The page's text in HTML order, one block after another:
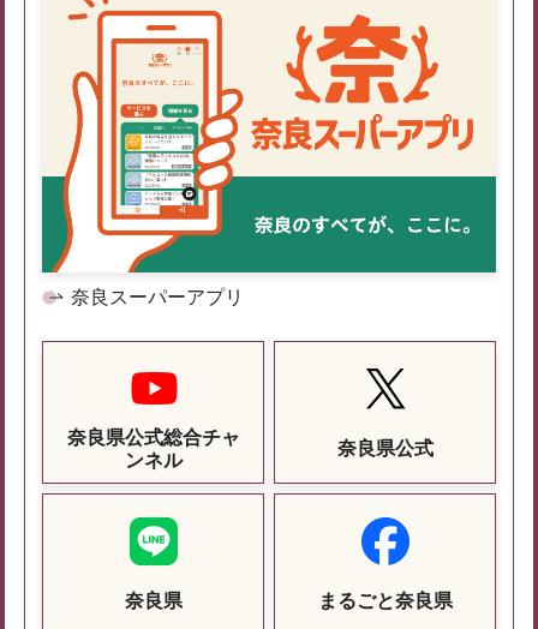
奈良スーパーアプリ
奈良県公式総合チャ
ンネル
奈良県公式
奈良県 まるごと奈良県